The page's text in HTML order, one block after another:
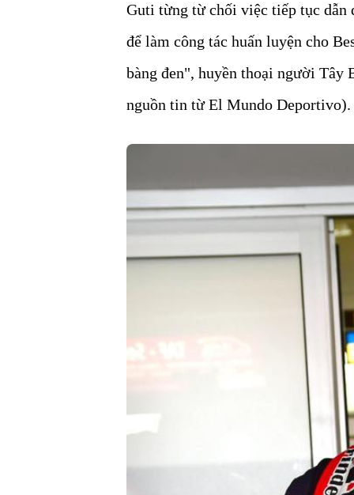
Guti từng từ chối việc tiếp tục dẫn
để làm công tác huấn luyện cho
bàng đen", huyền thoại người Tây
nguồn tin từ El Mundo Deportivo).